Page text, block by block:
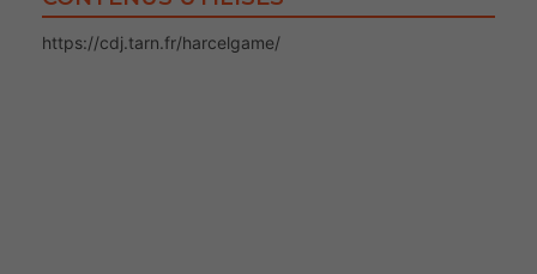
https://cdj.tarn.fr/harcelgame/